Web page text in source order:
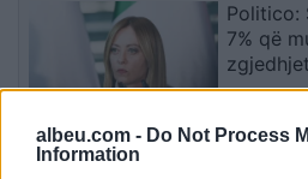
albeu.com - Do Not Process
Information
Politico:
7% që